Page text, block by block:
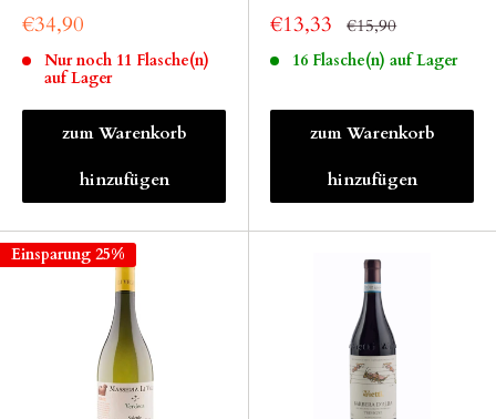
€34,90
Nur noch 11 Flasche(n)
auf Lager
zum Warenkorb
hinzufügen
€13,33 €15,90
16 Flasche(n) auf Lager
zum Warenkorb
hinzufügen
Einsparung 25%